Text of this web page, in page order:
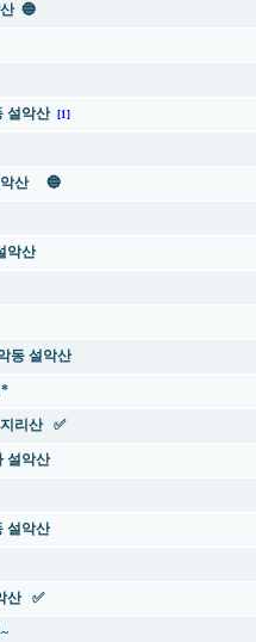
🔵
설악산 [1]
악산 🔵
악산
동 설악산
지리산 ✅
설악산
설악산
산 ✅